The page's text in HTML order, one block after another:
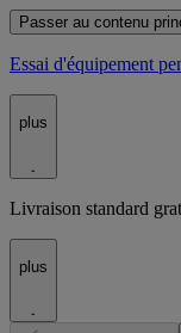
Passer au contenu
Essai d'équipement
plus
Livraison standard
plus